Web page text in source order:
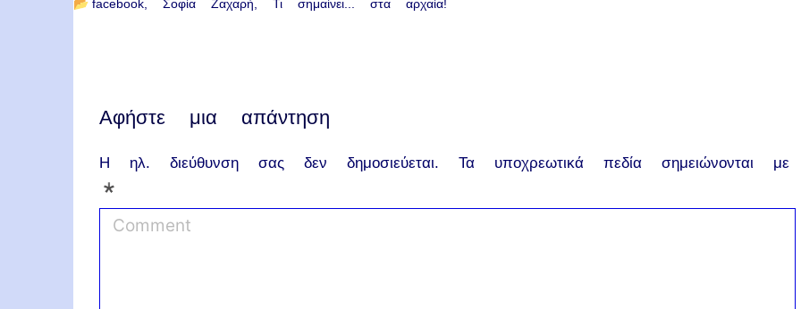
📂 facebook Σοφία Ζαχαρή Τι σημαίνει... στα αρχαία!
Αφήστε μια απάντηση
Η ηλ. διεύθυνση σας δεν δημοσιεύεται.
Τα υποχρεωτικά πεδία σημειώνονται με
*